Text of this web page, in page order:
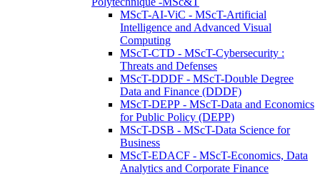
MScT-AI-ViC - MScT-Artificial
Intelligence and Advanced Visual
Computing
MScT-CTD - MScT-Cybersecurity :
Threats and Defenses
MScT-DDDF - MScT-Double Degree
Data and Finance (DDDF)
MScT-DEPP - MScT-Data and Economics
for Public Policy (DEPP)
MScT-DSB - MScT-Data Science for
Business
MScT-EDACF - MScT-Economics, Data
Analytics and Corporate Finance